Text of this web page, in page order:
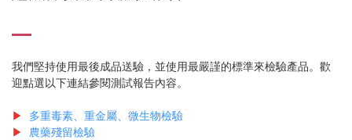
我們堅持使用最後成品送驗，並使用最嚴謹的標準來檢驗產品。歡
迎點選以下連結參閱測試報告內容。
▶ 多重毒素、重金屬、微生物檢驗
▶ 農藥殘留檢驗